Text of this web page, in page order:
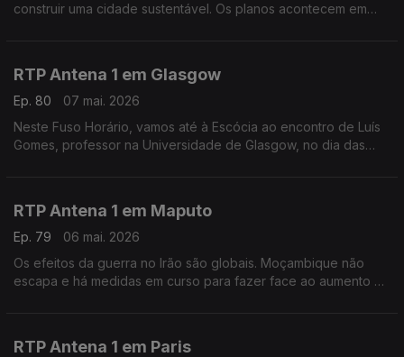
construir uma cidade sustentável. Os planos acontecem em
RTP Antena 1 em Glasgow
Ep. 80
07 mai. 2026
Neste Fuso Horário, vamos até à Escócia ao encontro de Luís
Gomes, professor na Universidade de Glasgow, no dia das
RTP Antena 1 em Maputo
Ep. 79
06 mai. 2026
Os efeitos da guerra no Irão são globais. Moçambique não
escapa e há medidas em curso para fazer face ao aumento do
RTP Antena 1 em Paris